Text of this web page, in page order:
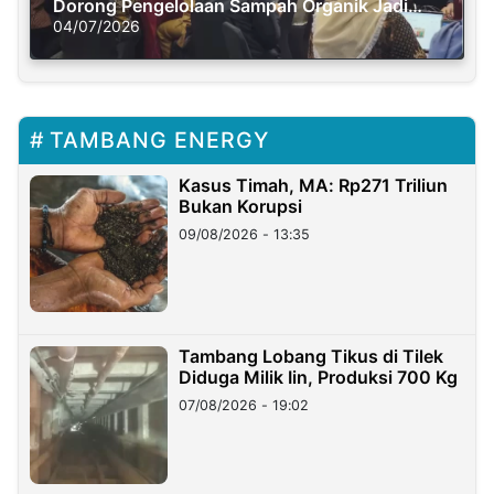
Dorong Pengelolaan Sampah Organik Jadi
Solusi Krisis Iklim
04/07/2026
TAMBANG ENERGY
Kasus Timah, MA: Rp271 Triliun
Bukan Korupsi
09/08/2026 - 13:35
Tambang Lobang Tikus di Tilek
Diduga Milik Iin, Produksi 700 Kg
07/08/2026 - 19:02